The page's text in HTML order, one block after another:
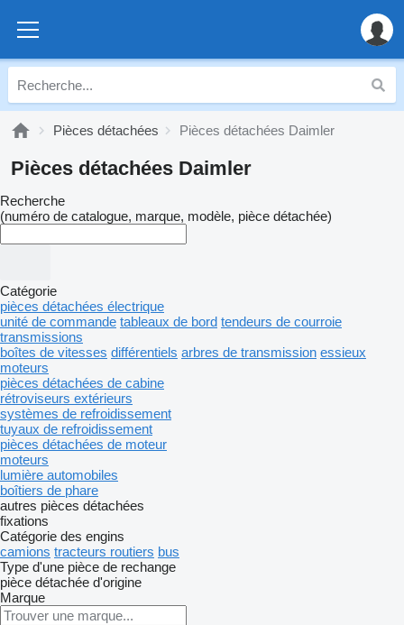
Pièces détachées Pièces détachées Daimler
Pièces détachées Daimler
Recherche
(numéro de catalogue, marque, modèle, pièce détachée)
Catégorie
pièces détachées électrique
unité de commande tableaux de bord tendeurs de courroie
transmissions
boîtes de vitesses différentiels arbres de transmission essieux
moteurs
pièces détachées de cabine
rétroviseurs extérieurs
systèmes de refroidissement
tuyaux de refroidissement
pièces détachées de moteur
moteurs
lumière automobiles
boîtiers de phare
autres pièces détachées
fixations
Catégorie des engins
camions tracteurs routiers bus
Type d'une pièce de rechange
pièce détachée d'origine
Marque